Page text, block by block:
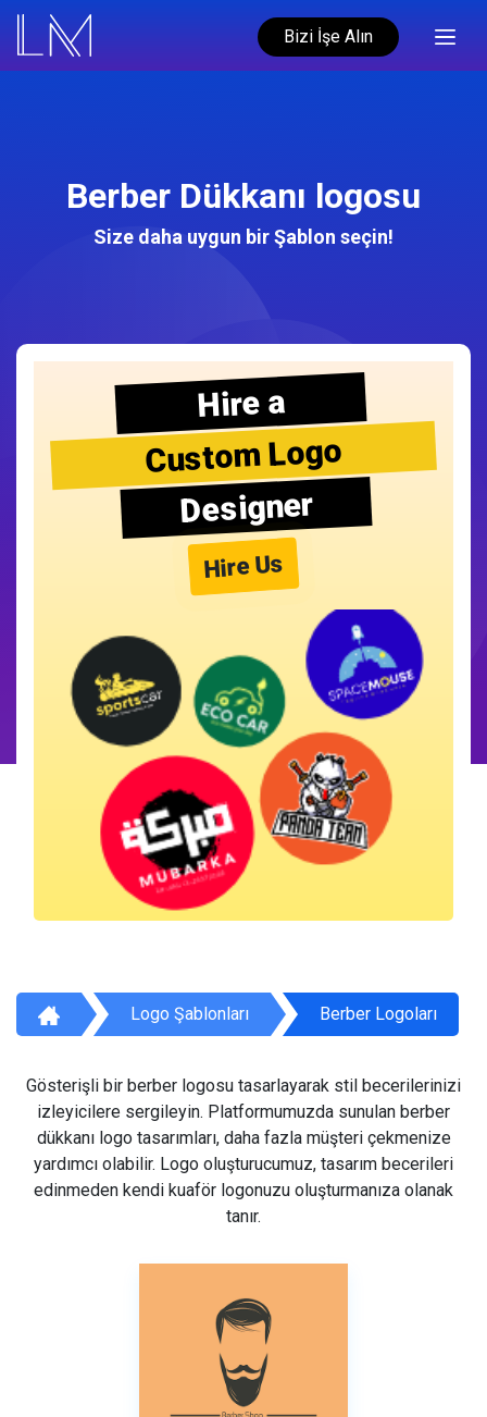
Bizi İşe Alın
Berber Dükkanı logosu
Size daha uygun bir Şablon seçin!
Hire a
Custom Logo
Designer
Hire Us
Logo Şablonları Berber Logoları
Gösterişli bir berber logosu tasarlayarak stil becerilerinizi
izleyicilere sergileyin. Platformumuzda sunulan berber
dükkanı logo tasarımları, daha fazla müşteri çekmenize
yardımcı olabilir. Logo oluşturucumuz, tasarım becerileri
edinmeden kendi kuaför logonuzu oluşturmanıza olanak
tanır.